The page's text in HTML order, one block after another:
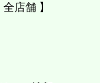
全店舗 】